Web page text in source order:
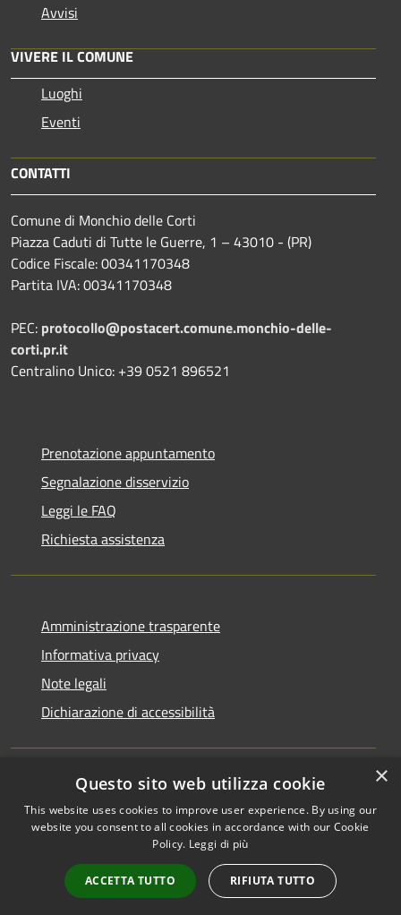
Avvisi
VIVERE IL COMUNE
Luoghi
Eventi
CONTATTI
Comune di Monchio delle Corti
Piazza Caduti di Tutte le Guerre, 1 – 43010 - (PR)
Codice Fiscale: 00341170348
Partita IVA: 00341170348
PEC: protocollo@postacert.comune.monchio-delle-
corti.pr.it
Centralino Unico: +39 0521 896521
Prenotazione appuntamento
Segnalazione disservizio
Leggi le FAQ
Richiesta assistenza
Amministrazione trasparente
Informativa privacy
Note legali
Dichiarazione di accessibilità
RSS
Accessibilità
Mappa del sito
Copyright © 2026 • Comune di
Monchio delle Corti • Powered
byMunicipium
redazione
×
Questo sito web utilizza cookie
This website uses cookies to improve user experience. By using our
website you consent to all cookies in accordance with our Cookie
Policy. Leggi di più
ACCETTA TUTTO RIFIUTA TUTTO